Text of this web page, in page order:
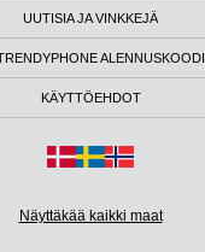
UUTISIA JA VINKKEJÄ
ALENNUSKOODI
KÄYTTÖEHDOT
Näyttäkää kaikki maat